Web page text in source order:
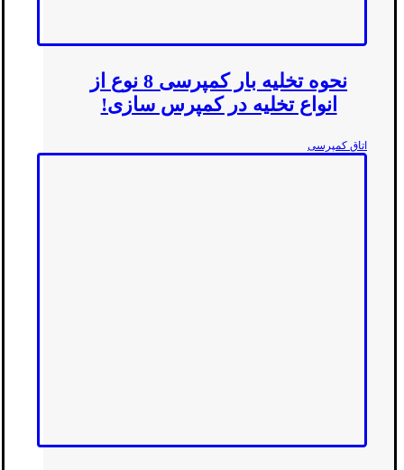
نحوه تخلیه بار کمپرسی 8 نوع از
انواع تخلیه در کمپرس سازی!
اتاق کمپرسی